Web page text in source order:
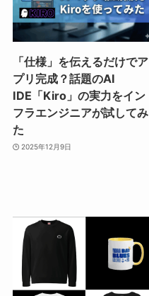
「仕様」を伝えるだけでア
プリ完成？話題のAI
IDE「Kiro」の実力をイン
フラエンジニアが試してみ
た
2025年12月9日